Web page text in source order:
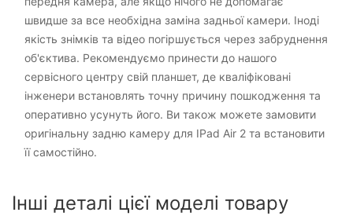
швидше за все необхідна заміна задньої камери. Іноді
якість знімків та відео погіршується через забруднення
об'єктива. Рекомендуємо принести до нашого
сервісного центру свій планшет, де кваліфіковані
інженери встановлять точну причину пошкодження та
оперативно усунуть його. Ви також можете замовити
оригінальну задню камеру для IPad Air 2 та встановити
її самостійно.
Інші деталі цієї моделі товару